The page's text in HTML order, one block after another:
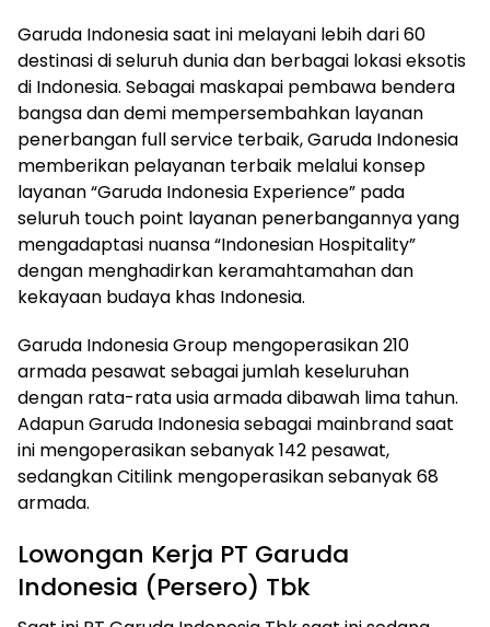
Garuda Indonesia saat ini melayani lebih dari 60
destinasi di seluruh dunia dan berbagai lokasi eksotis
di Indonesia. Sebagai maskapai pembawa bendera
bangsa dan demi mempersembahkan layanan
penerbangan full service terbaik, Garuda Indonesia
memberikan pelayanan terbaik melalui konsep
layanan “Garuda Indonesia Experience” pada
seluruh touch point layanan penerbangannya yang
mengadaptasi nuansa “Indonesian Hospitality”
dengan menghadirkan keramahtamahan dan
kekayaan budaya khas Indonesia.
Garuda Indonesia Group mengoperasikan 210
armada pesawat sebagai jumlah keseluruhan
dengan rata-rata usia armada dibawah lima tahun.
Adapun Garuda Indonesia sebagai mainbrand saat
ini mengoperasikan sebanyak 142 pesawat,
sedangkan Citilink mengoperasikan sebanyak 68
armada.
Lowongan Kerja PT Garuda
Indonesia (Persero) Tbk